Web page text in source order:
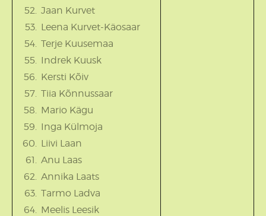
Jaan Kurvet
Leena Kurvet-Käosaar
Terje Kuusemaa
Indrek Kuusk
Kersti Kõiv
Tiia Kõnnussaar
Mario Kägu
Inga Külmoja
Liivi Laan
Anu Laas
Annika Laats
Tarmo Ladva
Meelis Leesik